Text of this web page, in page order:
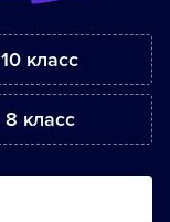
10 класс
8 класс